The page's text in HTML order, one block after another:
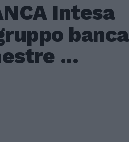
Intesa
banca
...